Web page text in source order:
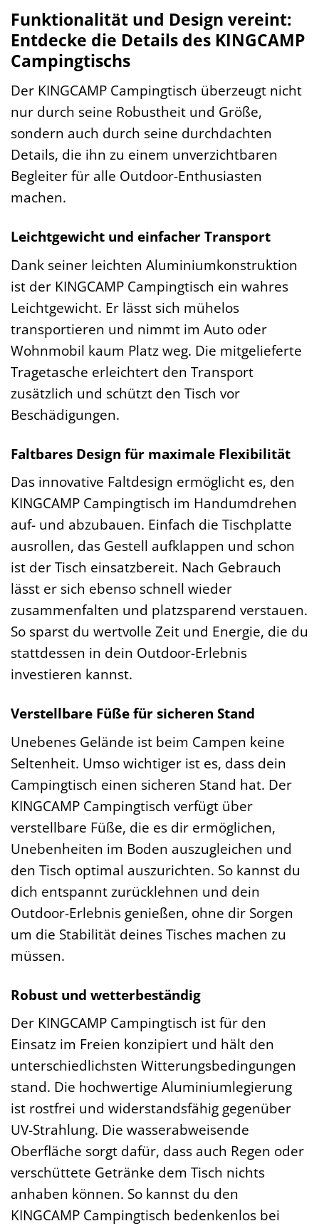
Funktionalität und Design vereint:
Entdecke die Details des KINGCAMP
Campingtischs
Der KINGCAMP Campingtisch überzeugt nicht
nur durch seine Robustheit und Größe,
sondern auch durch seine durchdachten
Details, die ihn zu einem unverzichtbaren
Begleiter für alle Outdoor-Enthusiasten
machen.
Leichtgewicht und einfacher Transport
Dank seiner leichten Aluminiumkonstruktion
ist der KINGCAMP Campingtisch ein wahres
Leichtgewicht. Er lässt sich mühelos
transportieren und nimmt im Auto oder
Wohnmobil kaum Platz weg. Die mitgelieferte
Tragetasche erleichtert den Transport
zusätzlich und schützt den Tisch vor
Beschädigungen.
Faltbares Design für maximale Flexibilität
Das innovative Faltdesign ermöglicht es, den
KINGCAMP Campingtisch im Handumdrehen
auf- und abzubauen. Einfach die Tischplatte
ausrollen, das Gestell aufklappen und schon
ist der Tisch einsatzbereit. Nach Gebrauch
lässt er sich ebenso schnell wieder
zusammenfalten und platzsparend verstauen.
So sparst du wertvolle Zeit und Energie, die du
stattdessen in dein Outdoor-Erlebnis
investieren kannst.
Verstellbare Füße für sicheren Stand
Unebenes Gelände ist beim Campen keine
Seltenheit. Umso wichtiger ist es, dass dein
Campingtisch einen sicheren Stand hat. Der
KINGCAMP Campingtisch verfügt über
verstellbare Füße, die es dir ermöglichen,
Unebenheiten im Boden auszugleichen und
den Tisch optimal auszurichten. So kannst du
dich entspannt zurücklehnen und dein
Outdoor-Erlebnis genießen, ohne dir Sorgen
um die Stabilität deines Tisches machen zu
müssen.
Robust und wetterbeständig
Der KINGCAMP Campingtisch ist für den
Einsatz im Freien konzipiert und hält den
unterschiedlichsten Witterungsbedingungen
stand. Die hochwertige Aluminiumlegierung
ist rostfrei und widerstandsfähig gegenüber
UV-Strahlung. Die wasserabweisende
Oberfläche sorgt dafür, dass auch Regen oder
verschüttete Getränke dem Tisch nichts
anhaben können. So kannst du den
KINGCAMP Campingtisch bedenkenlos bei